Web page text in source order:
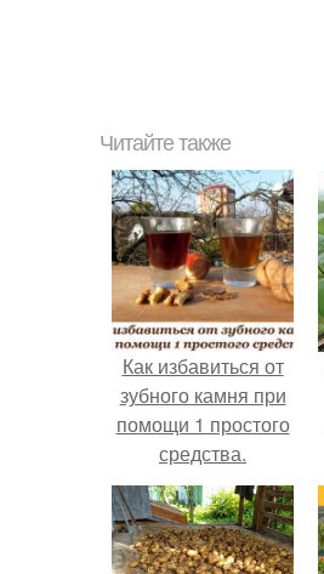
Читайте также
Как избавиться от
зубного камня при
помощи 1 простого
средства.